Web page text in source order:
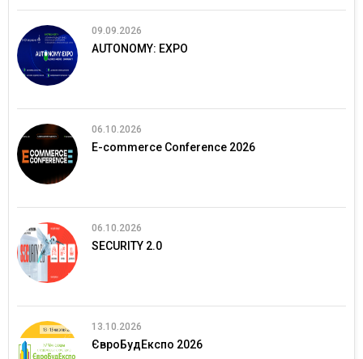
09.09.2026
AUTONOMY: EXPO
06.10.2026
E-commerce Conference 2026
06.10.2026
SECURITY 2.0
13.10.2026
ЄвроБудЕкспо 2026